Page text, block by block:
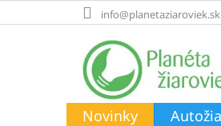
na
info@planetaziaroviek.sk
Novinky